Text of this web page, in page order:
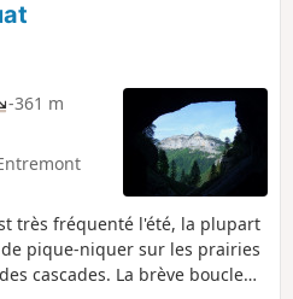
-361 m
très fréquenté l'été, la plupart
pique-niquer sur les prairies
cascades. La brève boucle